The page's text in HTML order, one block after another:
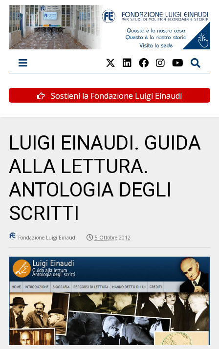
Sostieni la Fondazione Luigi Einaudi
LUIGI EINAUDI. GUIDA
ALLA LETTURA.
ANTOLOGIA DEGLI
SCRITTI
Fondazione Luigi Einaudi 5 Ottobre 2012